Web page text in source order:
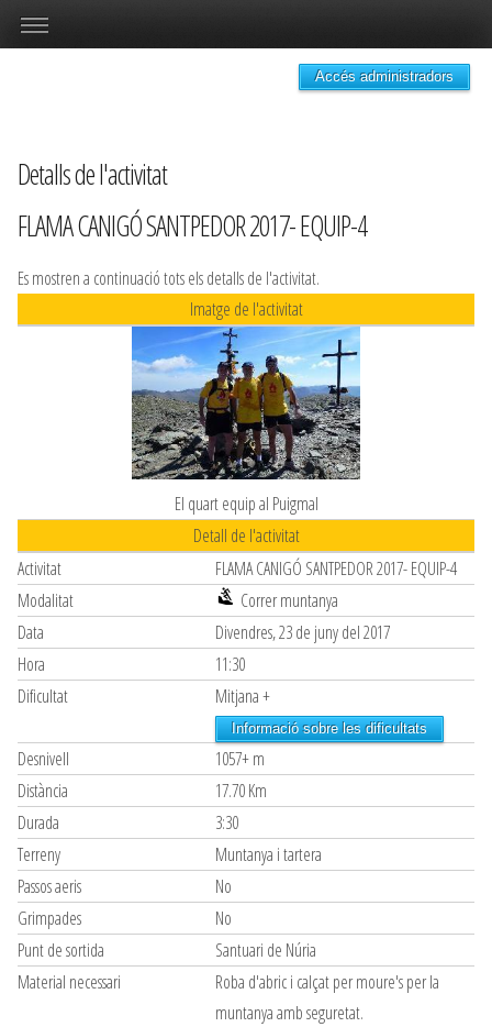
Accés administradors
Detalls de l'activitat
FLAMA CANIGÓ SANTPEDOR 2017- EQUIP-4
Es mostren a continuació tots els detalls de l'activitat.
Imatge de l'activitat
El quart equip al Puigmal
Detall de l'activitat
Activitat
FLAMA CANIGÓ SANTPEDOR 2017- EQUIP-4
Modalitat
Correr muntanya
Data
Divendres, 23 de juny del 2017
Hora
11:30
Dificultat
Mitjana +
Informació sobre les dificultats
Desnivell
1057+ m
Distància
17.70 Km
Durada
3:30
Terreny
Muntanya i tartera
Passos aeris
No
Grimpades
No
Punt de sortida
Santuari de Núria
Material necessari
Roba d'abric i calçat per moure's per la
muntanya amb seguretat.